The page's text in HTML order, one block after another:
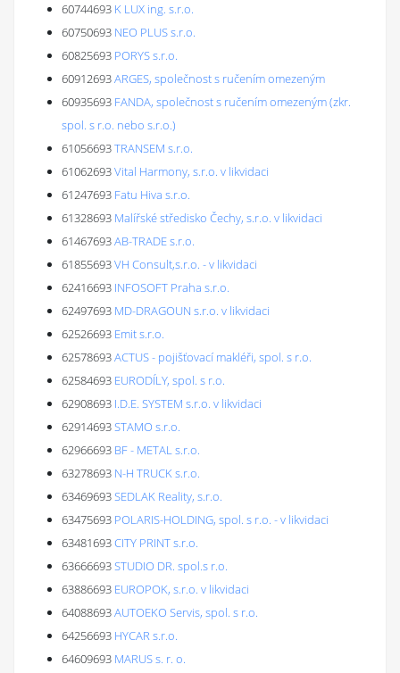
60744693 K LUX ing. s.r.o.
60750693 NEO PLUS s.r.o.
60825693 PORYS s.r.o.
60912693ARGES, společnost s ručením omezeným
60935693 FANDA, společnost s ručením omezeným (zkr.
spol. s r.o. nebo s.r.o.)
61056693TRANSEM s.r.o.
61062693Vital Harmony, s.r.o. v likvidaci
61247693 Fatu Hiva s.r.o.
61328693 Malířské středisko Čechy, s.r.o. v likvidaci
61467693AB-TRADE s.r.o.
61855693VH Consult,s.r.o. - v likvidaci
62416693 INFOSOFT Praha s.r.o.
62497693 MD-DRAGOUN s.r.o. v likvidaci
62526693 Emit s.r.o.
62578693ACTUS - pojišťovací makléři, spol. s r.o.
62584693 EURODÍLY, spol. s r.o.
62908693 I.D.E. SYSTEM s.r.o. v likvidaci
62914693STAMO s.r.o.
62966693 BF - METAL s.r.o.
63278693 N-H TRUCK s.r.o.
63469693SEDLAK Reality, s.r.o.
63475693 POLARIS-HOLDING, spol. s r.o. - v likvidaci
63481693CITY PRINT s.r.o.
63666693STUDIO DR. spol.s r.o.
63886693 EUROPOK, s.r.o. v likvidaci
64088693AUTOEKO Servis, spol. s r.o.
64256693 HYCAR s.r.o.
64609693 MARUS s. r. o.